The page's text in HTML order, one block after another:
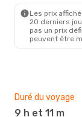
Les prix
20 derniers
pas un prix
peuvent être
Duré du voyage
9 h et 11 m